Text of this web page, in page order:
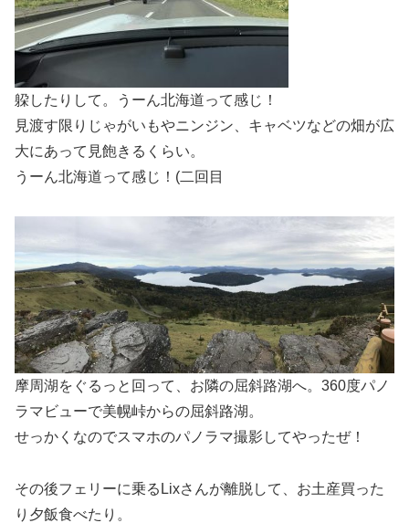
躱したりして。うーん北海道って感じ！
見渡す限りじゃがいもやニンジン、キャベツなどの畑が広
大にあって見飽きるくらい。
うーん北海道って感じ！(二回目
摩周湖をぐるっと回って、お隣の屈斜路湖へ。360度パノ
ラマビューで美幌峠からの屈斜路湖。
せっかくなのでスマホのパノラマ撮影してやったぜ！
その後フェリーに乗るLixさんが離脱して、お土産買った
り夕飯食べたり。